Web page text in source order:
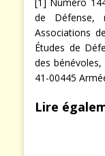
[1] Numéro
de Défense,
Associations
Études de
des